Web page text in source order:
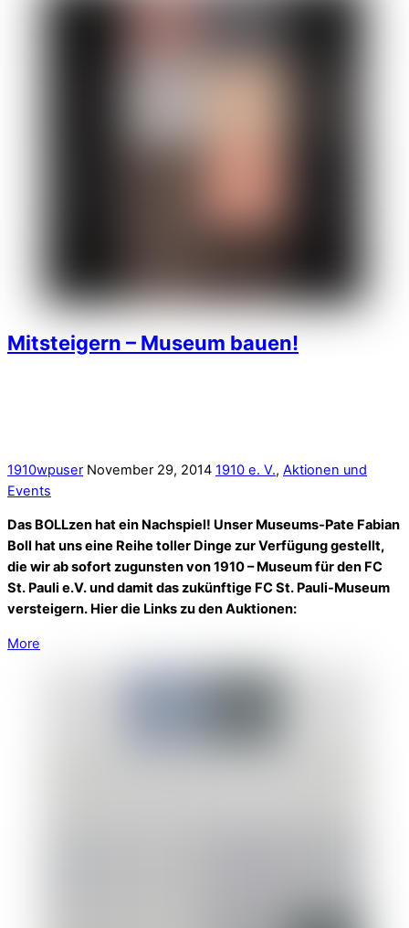
Mitsteigern – Museum bauen!
1910wpuser November 29, 2014 1910 e. V., Aktionen und
Events
Das BOLLzen hat ein Nachspiel! Unser Museums-Pate Fabian
Boll hat uns eine Reihe toller Dinge zur Verfügung gestellt,
die wir ab sofort zugunsten von 1910 – Museum für den FC
St. Pauli e.V. und damit das zukünftige FC St. Pauli-Museum
versteigern. Hier die Links zu den Auktionen:
More